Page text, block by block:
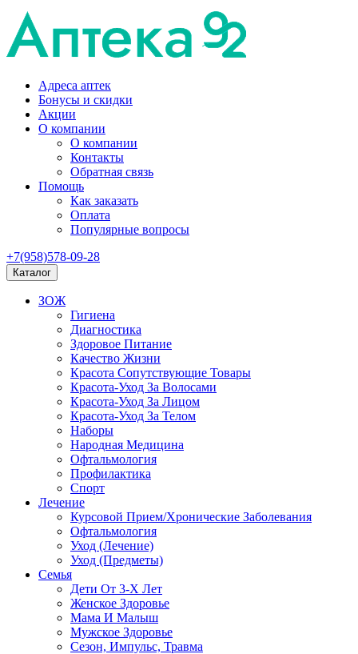
Адреса аптек
Бонусы и скидки
Акции
О компании
О компании
Контакты
Обратная связь
Помощь
Как заказать
Оплата
Популярные вопросы
+7(958)578-09-28
Каталог
ЗОЖ
Гигиена
Диагностика
Здоровое Питание
Качество Жизни
Красота Сопутствующие Товары
Красота-Уход За Волосами
Красота-Уход За Лицом
Красота-Уход За Телом
Наборы
Народная Медицина
Офтальмология
Профилактика
Спорт
Лечение
Курсовой Прием/Хронические Заболевания
Офтальмология
Уход (Лечение)
Уход (Предметы)
Семья
Дети От 3-Х Лет
Женское Здоровье
Мама И Малыш
Мужское Здоровье
Сезон, Импульс, Травма